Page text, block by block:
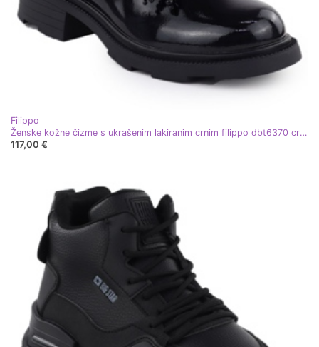
Filippo
Ženske kožne čizme s ukrašenim lakiranim crnim filippo dbt6370 crna
117,00 €